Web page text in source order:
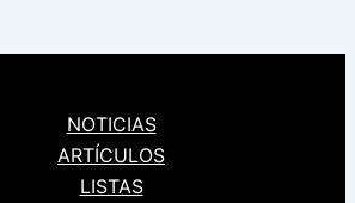
NOTICIAS
ARTÍCULOS
LISTAS